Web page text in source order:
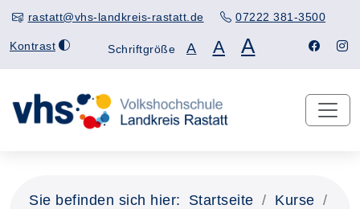
rastatt@vhs-landkreis-rastatt.de 07222 381-3500
Kontrast Schriftgröße A A A
Sie befinden sich hier: Startseite
Kurse